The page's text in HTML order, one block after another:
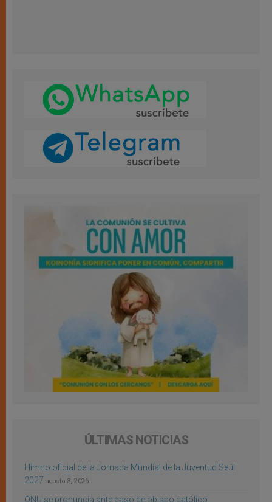
ÚLTIMAS NOTICIAS
Himno oficial de la Jornada Mundial de la Juventud Seúl
2027 agosto 3, 2026
ONU se pronuncia ante caso de obispo católico